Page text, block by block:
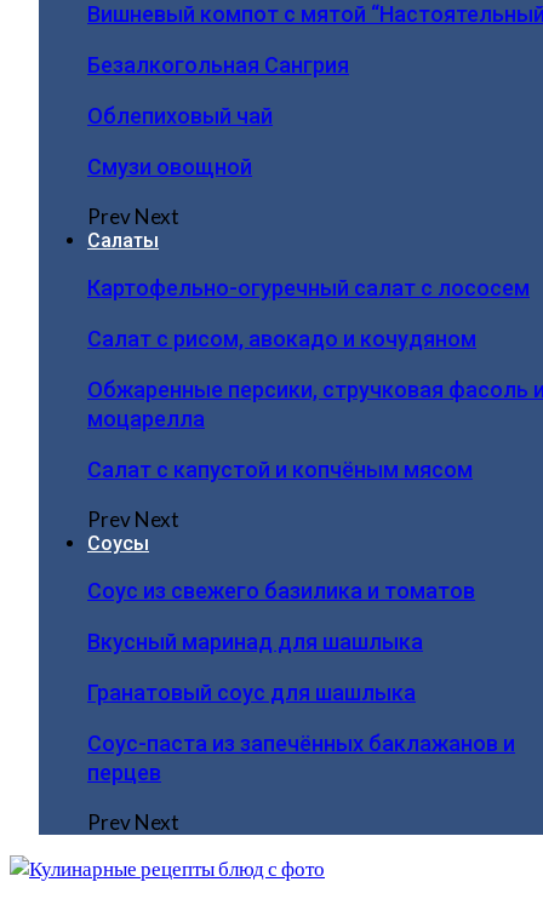
Вишневый компот с мятой
Безалкогольная Сангрия
Облепиховый чай
Смузи овощной
PrevNext
Салаты
Картофельно-огуречный салат с лососем
Салат с рисом, авокадо и кочудяном
Обжаренные персики, стручковая фасоль
моцарелла
Салат с капустой и копчёным мясом
PrevNext
Соусы
Соус из свежего базилика и томатов
Вкусный маринад для шашлыка
Гранатовый соус для шашлыка
Соус-паста из запечённых баклажанов и
перцев
PrevNext